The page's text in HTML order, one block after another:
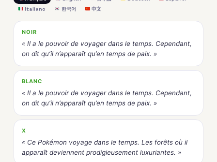
Italiano
한국어 中文
NOIR
« Il a le pouvoir de voyager dans le temps. Cependant,
on dit qu’il n’apparaît qu’en temps de paix. »
BLANC
« Il a le pouvoir de voyager dans le temps. Cependant,
on dit qu’il n’apparaît qu’en temps de paix. »
X
« Ce Pokémon voyage dans le temps. Les forêts où il
apparaît deviennent prodigieusement luxuriantes. »